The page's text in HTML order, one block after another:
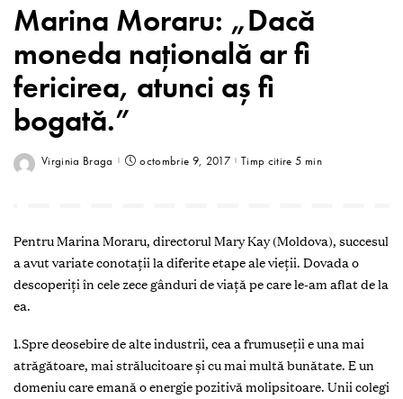
Marina Moraru: „Dacă
moneda națională ar fi
fericirea, atunci aș fi
bogată.”
Virginia Braga octombrie 9, 2017 Timp citire 5 min
Pentru Marina Moraru, directorul Mary Kay (Moldova), succesul
a avut variate conotații la diferite etape ale vieții. Dovada o
descoperiţi în cele zece gânduri de viaţă pe care le-am aflat de la
ea.
1.Spre deosebire de alte industrii, cea a frumuseții e una mai
atrăgătoare, mai strălucitoare și cu mai multă bunătate. E un
domeniu care emană o energie pozitivă molipsitoare. Unii colegi